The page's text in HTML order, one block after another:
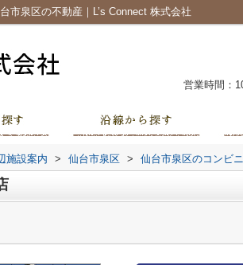
市泉区の不動産｜L’s Connect 株式会社
営業時間：
施設案内 > 仙台市泉区 > 仙台市泉区のコンビ